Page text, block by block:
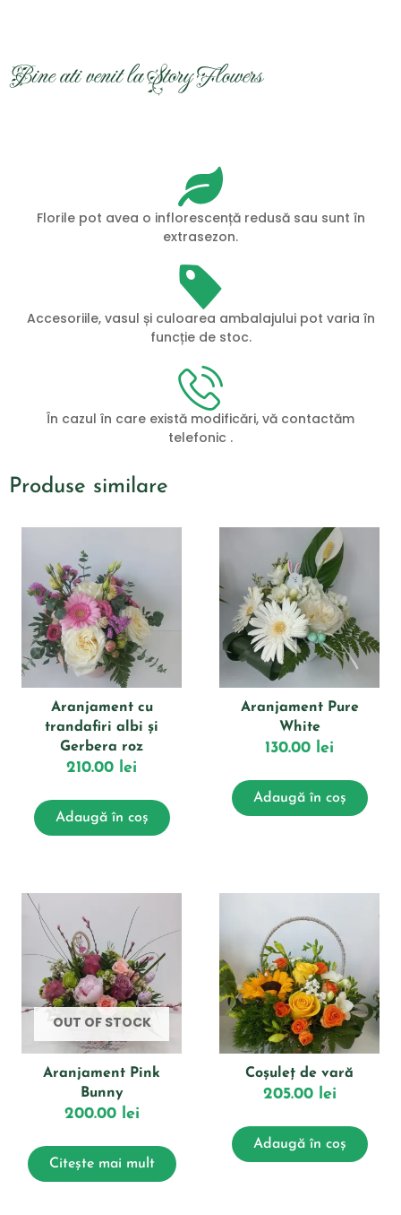
Bine ati venit la Story Flowers
Florile pot avea o inflorescență redusă sau sunt în
extrasezon.
Accesoriile, vasul și culoarea ambalajului pot varia în
funcție de stoc.
În cazul în care există modificări, vă contactăm
telefonic .
Produse similare
Aranjament cu
trandafiri albi și
Gerbera roz
210.00 lei
Adaugă în coș
Aranjament Pure
White
130.00 lei
Adaugă în coș
OUT OF STOCK
Aranjament Pink
Bunny
200.00 lei
Citește mai mult
Coșuleț de vară
205.00 lei
Adaugă în coș